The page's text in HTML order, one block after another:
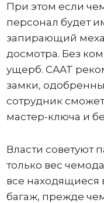
При этом если
персонал будет
запирающий
досмотра. Без
ущерб. CAAT
замки,
сотрудник
мастер-ключа и
Власти советуют
только вес
все находящиеся
багаж, прежде